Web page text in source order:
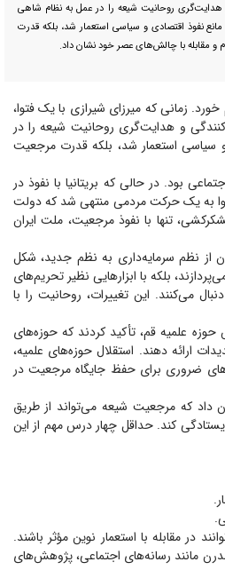
هدایت‌گری روحانیت شیعه را در عمل به نظام شاهی
مانع نفوذ اقتصادی و سیاسی استعمار شد، بلکه قدرت
مقابله با چالش‌های عصر خود نشان داد.
خورد. زمانی که میرزای شیرازی با یک فتوا،
کنندگی و هدایت‌گری روحانیت شیعه را در
و سیاسی استعمار شد، بلکه قدرت مرجعیت
در عرصه اجتماعی بود. در حالی که بریتانیا با نفوذ در
به یک حرکت مردمی منتهی شد که دولت
تنها با نفوذ مرجعیت، ملت ایران
از نظم سرمایه‌داری به نظم جدید، شکل
بلکه با ابزار‌هایی نظیر تحریم‌های
می‌کنند. این تغییرات، روحانیت را با
علمیه قم، تأکید کردند که حوزه‌های
ارائه دهند. استقلال حوزه‌های علمیه،
ضروری برای حفظ جایگاه مرجعیت در
داد که مرجعیت شیعه می‌تواند از طریق
کند. حداقل چهار درس مهم از این
در مقابله با استعمار نوین مؤثر باشند.
مانند رسانه‌های اجتماعی، پژوهش‌های